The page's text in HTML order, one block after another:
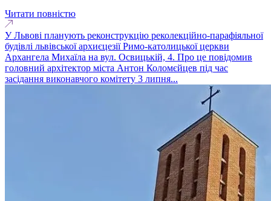
Читати повністю
У Львові планують реконструкцію реколекційно-парафіяльної
будівлі львівської архиєцезії Римо-католицької церкви
Архангела Михаїла на вул. Освицькій, 4. Про це повідомив
головний архітектор міста Антон Коломєйцев під час
засідання виконавчого комітету 3 липня...